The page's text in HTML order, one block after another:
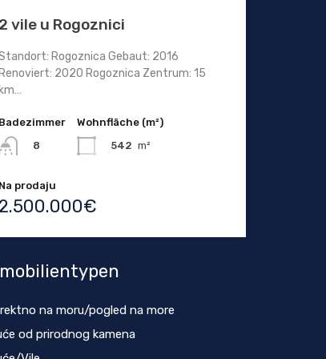
2 vile u Rogoznici
Rogoznica Gebaut: 2016
Renoviert: 2020 Rogoznica Zentrum: 15
km…
Badezimmer
8
Wohnfläche (m²)
542 m²
Na prodaju
2.500.000€
na moru/pogled na more
od prirodnog kamena